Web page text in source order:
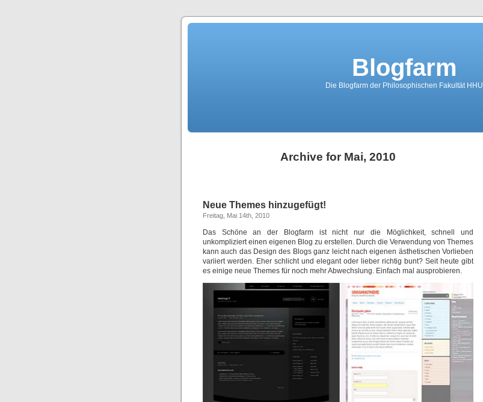
Blogfarm
Die Blogfarm der Philosophischen Fakultät HHU
Archive for Mai, 2010
Neue Themes hinzugefügt!
Freitag, Mai 14th, 2010
Das Schöne an der Blogfarm ist nicht nur die Möglichkeit, schnell und
unkompliziert einen eigenen Blog zu erstellen. Durch die Verwendung von Themes
kann auch das Design des Blogs ganz leicht nach eigenen ästhetischen Vorlieben
variiert werden. Eher schlicht und elegant oder lieber richtig bunt? Seit heute gibt
es einige neue Themes für noch mehr Abwechslung. Einfach mal ausprobieren.